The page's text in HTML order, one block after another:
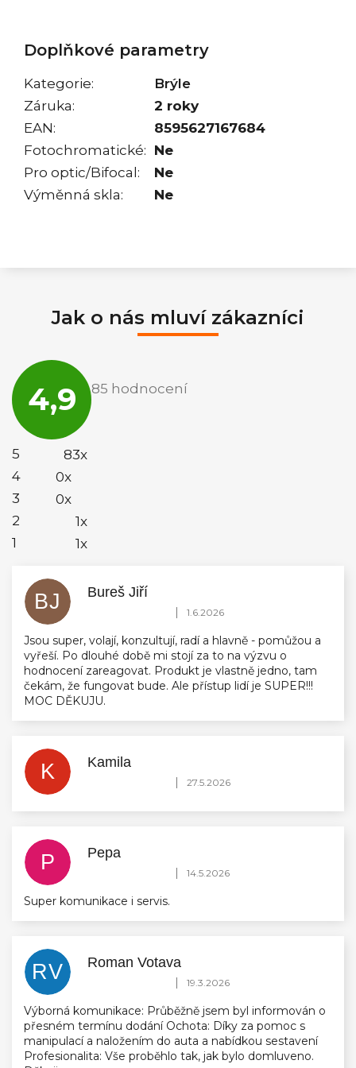
Doplňkové parametry
Kategorie:
Brýle
Záruka:
2 roky
EAN:
8595627167684
Fotochromatické: Ne
Pro optic/Bifocal :
Ne
Výměnná skla: Ne
Jak o nás mluví zákazníci
4,9
hodnocení
obchodu
je
85 hodnocení
5
83x
4
0x
3
0x
2
1x
1
1x
BJ Bureš Jiří
Hodnocení obchodu je 5 z 5 hvězdiček.
| 1.6.2026
Jsou super, volají, konzultují, radí a hlavně - pomůžou a
vyřeší. Po dlouhé době mi stojí za to na výzvu o
hodnocení zareagovat. Produkt je vlastně jedno, tam
čekám, že fungovat bude. Ale přístup lidí je SUPER!!!
MOC DĚKUJU.
K Kamila
Hodnocení obchodu je 5 z 5 hvězdiček.
| 27.5.2026
P Pepa
Hodnocení obchodu je 5 z 5 hvězdiček.
| 14.5.2026
Super komunikace i servis.
RV Roman Votava
Hodnocení obchodu je 5 z 5 hvězdiček.
| 19.3.2026
Výborná komunikace: Průběžně jsem byl informován o
přesném termínu dodání Ochota: Díky za pomoc s
manipulací a naložením do auta a nabídkou sestavení
Profesionalita: Vše proběhlo tak, jak bylo domluveno.